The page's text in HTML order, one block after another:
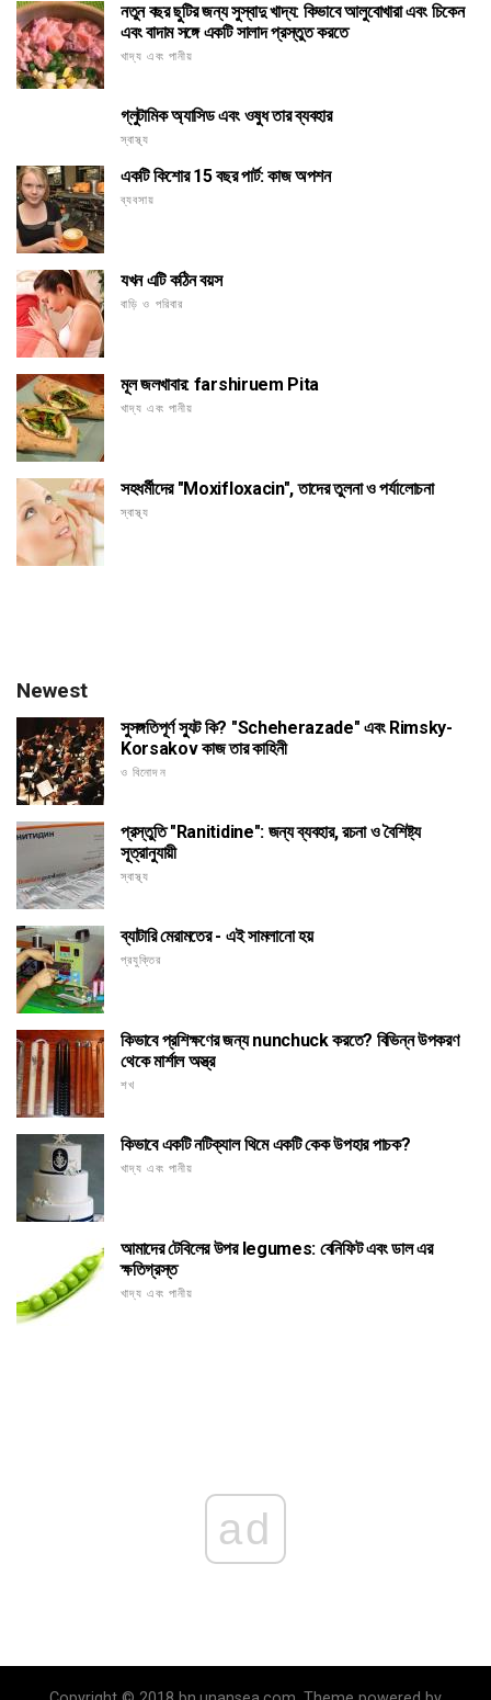
নতুন বছর ছুটির জন্য সুস্বাদু খাদ্য: কিভাবে আলুবোখারা এবং চিকেন
এবং বাদাম সঙ্গে একটি সালাদ প্রস্তুত করতে
খাদ্য এবং পানীয়
গ্লুটামিক অ্যাসিড এবং ওষুধ তার ব্যবহার
স্বাস্থ্য
একটি কিশোর 15 বছর পার্ট: কাজ অপশন
ব্যবসায়
যখন এটি কঠিন বয়স
বাড়ি ও পরিবার
মূল জলখাবার: farshiruem Pita
খাদ্য এবং পানীয়
সহধর্মীদের "Moxifloxacin", তাদের তুলনা ও পর্যালোচনা
স্বাস্থ্য
Newest
সুসঙ্গতিপূর্ণ স্যুট কি? "Scheherazade" এবং Rimsky-
Korsakov কাজ তার কাহিনী
ও বিনোদন
প্রস্তুতি "Ranitidine": জন্য ব্যবহার, রচনা ও বৈশিষ্ট্য
সূত্রানুযায়ী
স্বাস্থ্য
ব্যাটারি মেরামতের - এই সামলানো হয়
প্রযুক্তির
কিভাবে প্রশিক্ষণের জন্য nunchuck করতে? বিভিন্ন উপকরণ
থেকে মার্শাল অস্ত্র
শখ
কিভাবে একটি নটিক্যাল থিমে একটি কেক উপহার পাচক?
খাদ্য এবং পানীয়
আমাদের টেবিলের উপর legumes: বেনিফিট এবং ডাল এর
ক্ষতিগ্রস্ত
খাদ্য এবং পানীয়
ad